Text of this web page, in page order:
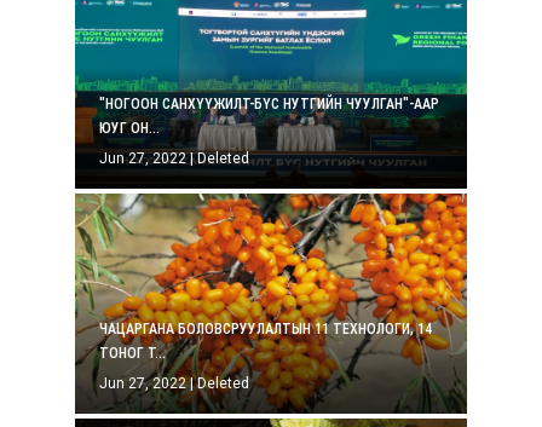
"НОГООН САНХҮҮЖИЛТ-БҮС НУТГИЙН ЧУУЛГАН"-ААР
ЮУГ ОН...
Jun 27, 2022 | Deleted
ЧАЦАРГАНА БОЛОВСРУУЛАЛТЫН 11 ТЕХНОЛОГИ, 14
ТОНОГ Т...
Jun 27, 2022 | Deleted